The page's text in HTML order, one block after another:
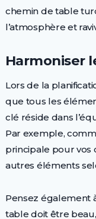
chemin de table
l’atmosphère et
Harmoniser
Lors de la
que tous les
clé réside dans
Par exemple,
principale pour vos
autres éléments
Pensez également
table doit être